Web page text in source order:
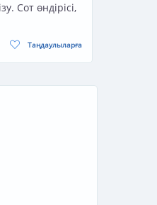
Сот өндірісі,
Таңдаулыларға